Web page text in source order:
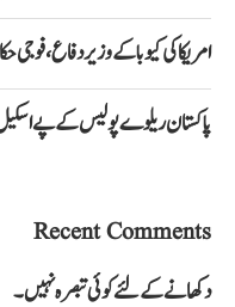
امریکا کی کیوبا کے وزیر دفاع، فوجی
پاکستان ریلوے پولیس کے پے
Recent Comments
دکھانے کے لئے کوئی تبصرہ نہیں۔